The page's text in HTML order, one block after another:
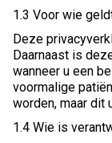
1.3 Voor wie
Deze
Daarnaast is
wanneer u een
voormalige
worden, maar dit
1.4 Wie is